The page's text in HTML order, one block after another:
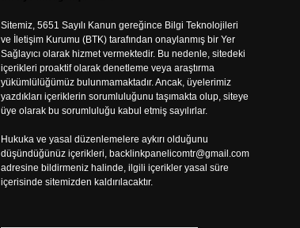
Sitemiz, 5651 Sayılı Kanun gereğince Bilgi Teknolojileri
ve İletişim Kurumu (BTK) tarafından onaylanmış bir Yer
Sağlayıcı olarak hizmet vermektedir. Bu nedenle, sitedeki
içerikleri proaktif olarak denetleme veya araştırma
yükümlülüğümüz bulunmamaktadır. Ancak, üyelerimiz
yazdıkları içeriklerin sorumluluğunu taşımakta olup, siteye
üye olarak bu sorumluluğu kabul etmiş sayılırlar.
Hukuka ve yasal düzenlemelere aykırı olduğunu
düşündüğünüz içerikleri, backlinkpanelicomtr@gmail.com
adresine bildirmeniz halinde, ilgili içerikler yasal süre
içerisinde sitemizden kaldırılacaktır.